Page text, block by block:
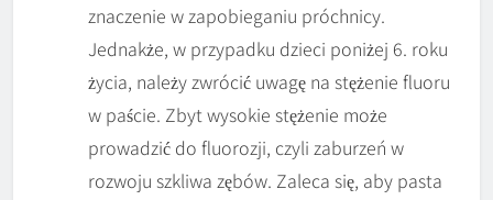
znaczenie w zapobieganiu próchnicy.
Jednakże, w przypadku dzieci poniżej 6. roku
życia, należy zwrócić uwagę na stężenie fluoru
w paście. Zbyt wysokie stężenie może
prowadzić do fluorozji, czyli zaburzeń w
rozwoju szkliwa zębów. Zaleca się, aby pasta